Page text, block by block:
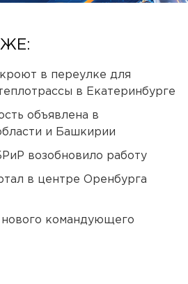
в переулке для
в Екатеринбурге
объявлена в
и Башкирии
возобновило работу
в центре Оренбурга
нового командующего